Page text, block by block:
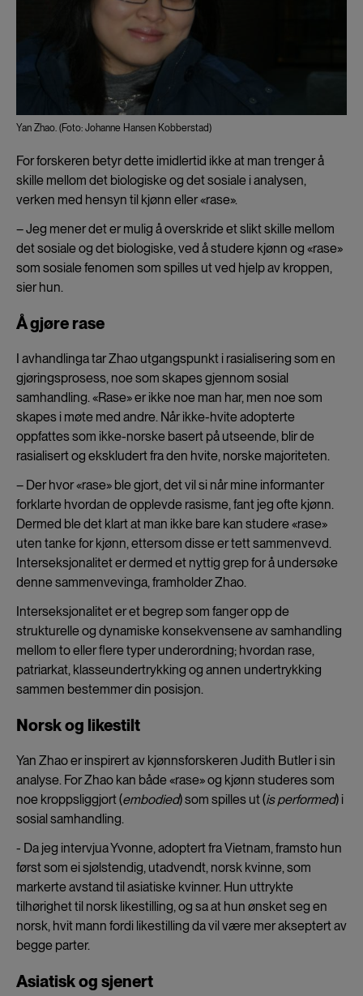
Yan Zhao. (Foto: Johanne Hansen Kobberstad)
For forskeren betyr dette imidlertid ikke at man trenger å
skille mellom det biologiske og det sosiale i analysen,
verken med hensyn til kjønn eller «rase».
– Jeg mener det er mulig å overskride et slikt skille mellom
det sosiale og det biologiske, ved å studere kjønn og «rase»
som sosiale fenomen som spilles ut ved hjelp av kroppen,
sier hun.
Å gjøre rase
I avhandlinga tar Zhao utgangspunkt i rasialisering som en
gjøringsprosess, noe som skapes gjennom sosial
samhandling. «Rase» er ikke noe man har, men noe som
skapes i møte med andre. Når ikke-hvite adopterte
oppfattes som ikke-norske basert på utseende, blir de
rasialisert og ekskludert fra den hvite, norske majoriteten.
– Der hvor «rase» ble gjort, det vil si når mine informanter
forklarte hvordan de opplevde rasisme, fant jeg ofte kjønn.
Dermed ble det klart at man ikke bare kan studere «rase»
uten tanke for kjønn, ettersom disse er tett sammenvevd.
Interseksjonalitet er dermed et nyttig grep for å undersøke
denne sammenvevinga, framholder Zhao.
Interseksjonalitet er et begrep som fanger opp de
strukturelle og dynamiske konsekvensene av samhandling
mellom to eller flere typer underordning; hvordan rase,
patriarkat, klasseundertrykking og annen undertrykking
sammen bestemmer din posisjon.
Norsk og likestilt
Yan Zhao er inspirert av kjønnsforskeren Judith Butler i sin
analyse. For Zhao kan både «rase» og kjønn studeres som
noe kroppsliggjort (embodied) som spilles ut (is performed) i
sosial samhandling.
- Da jeg intervjua Yvonne, adoptert fra Vietnam, framsto hun
først som ei sjølstendig, utadvendt, norsk kvinne, som
markerte avstand til asiatiske kvinner. Hun uttrykte
tilhørighet til norsk likestilling, og sa at hun ønsket seg en
norsk, hvit mann fordi likestilling da vil være mer akseptert av
begge parter.
Asiatisk og sjenert